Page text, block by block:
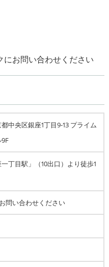
都中央区銀座1丁目9-13 プライム
丁目駅」（10出口）より徒歩1
問い合わせください